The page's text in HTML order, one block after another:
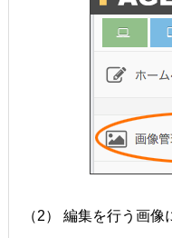
（2） 編集を行う画